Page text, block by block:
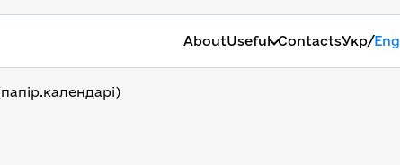
AboutUseful ContactsУкр/Eng